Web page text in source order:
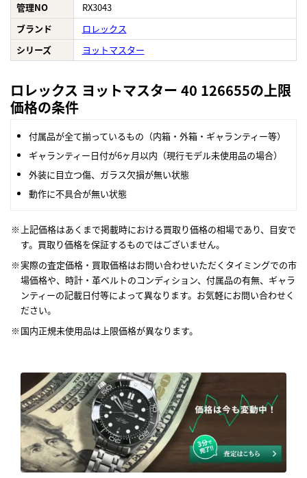
管理NO
RX3043
ブランド
ロレックス
シリーズ
ヨットマスター
ロレックス ヨットマスター 40 126655の上限
価格の条件
付属品が全て揃っているもの（内箱・外箱・ギャランティー等）
ギャランティー日付が6ヶ月以内（現行モデル未使用品の場合）
外装に目立つ傷、ガラス欠損が無い状態
動作に不具合が無い状態
上記価格はあくまで掲載時における買取り価格の相場であり、目安で
す。買取り価格を保証するものではございません。
実際の査定価格・買取価格はお問い合わせいただくタイミングでの市
場価格や、時計・革ベルトのコンディション、付属品の有無、ギャラ
ンティーの記載日付等によって異なります。お気軽にお問い合わせく
ださい。
国内正規未使用品は上限価格が異なります。